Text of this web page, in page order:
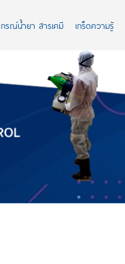
รณ์น้ำยา สารเคมี เกร็ดความรู้